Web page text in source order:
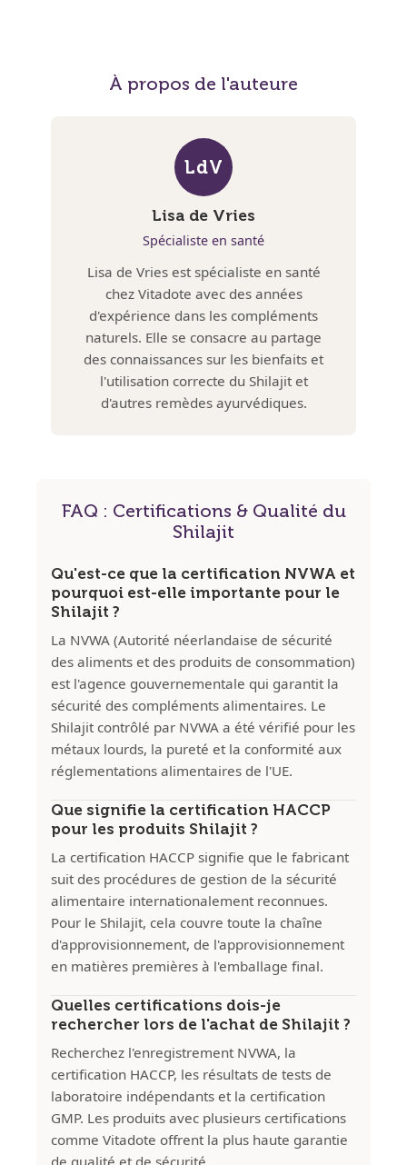
À propos de l'auteure
LdV
Lisa de Vries
Spécialiste en santé
Lisa de Vries est spécialiste en santé
chez Vitadote avec des années
d'expérience dans les compléments
naturels. Elle se consacre au partage
des connaissances sur les bienfaits et
l'utilisation correcte du Shilajit et
d'autres remèdes ayurvédiques.
FAQ : Certifications & Qualité du
Shilajit
Qu'est-ce que la certification NVWA et
pourquoi est-elle importante pour le
Shilajit ?
La NVWA (Autorité néerlandaise de sécurité
des aliments et des produits de consommation)
est l'agence gouvernementale qui garantit la
sécurité des compléments alimentaires. Le
Shilajit contrôlé par NVWA a été vérifié pour les
métaux lourds, la pureté et la conformité aux
réglementations alimentaires de l'UE.
Que signifie la certification HACCP
pour les produits Shilajit ?
La certification HACCP signifie que le fabricant
suit des procédures de gestion de la sécurité
alimentaire internationalement reconnues.
Pour le Shilajit, cela couvre toute la chaîne
d'approvisionnement, de l'approvisionnement
en matières premières à l'emballage final.
Quelles certifications dois-je
rechercher lors de l'achat de Shilajit ?
Recherchez l'enregistrement NVWA, la
certification HACCP, les résultats de tests de
laboratoire indépendants et la certification
GMP. Les produits avec plusieurs certifications
comme Vitadote offrent la plus haute garantie
de qualité et de sécurité.